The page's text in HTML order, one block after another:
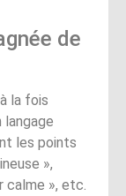
de
la fois
les points
»,
calme », etc.